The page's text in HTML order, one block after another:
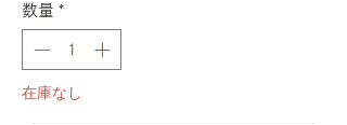
数量 *
在庫なし